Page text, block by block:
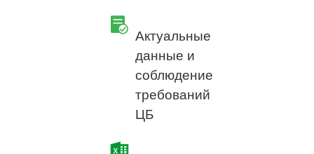
Актуальные
данные и
соблюдение
требований
ЦБ